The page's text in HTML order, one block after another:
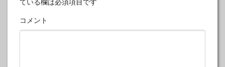
ている欄は必須項目です
コメント